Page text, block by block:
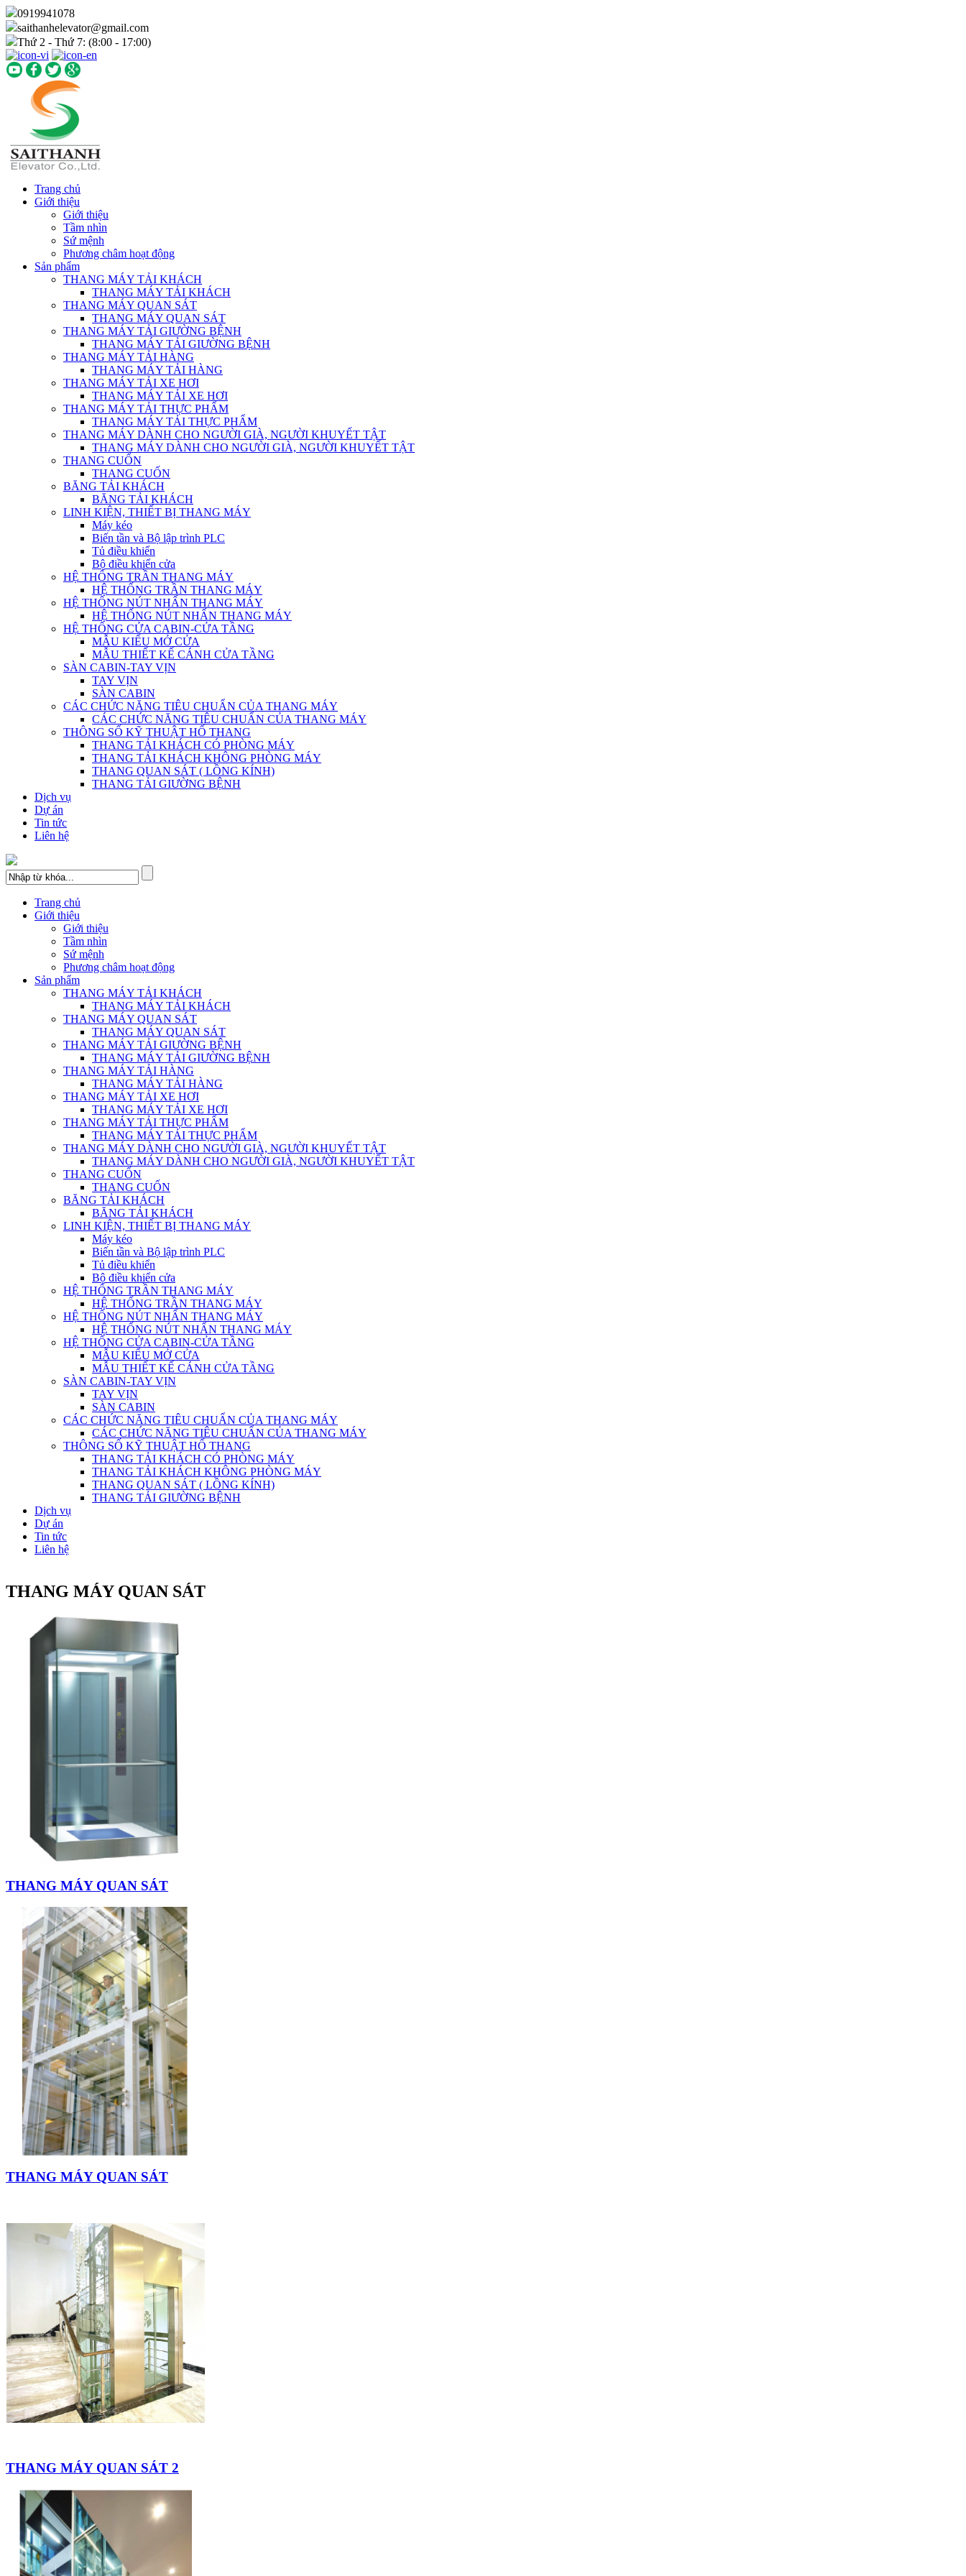
0919941078
saithanhelevator@gmail.com
Thứ 2 - Thứ 7: (8:00 - 17:00)
Trang chủ
Giới thiệu
Giới thiệu
Tầm nhìn
Sứ mệnh
Phương châm hoạt động
Sản phẩm
THANG MÁY TẢI KHÁCH
THANG MÁY TẢI KHÁCH
THANG MÁY QUAN SÁT
THANG MÁY QUAN SÁT
THANG MÁY TẢI GIƯỜNG BỆNH
THANG MÁY TẢI GIƯỜNG BỆNH
THANG MÁY TẢI HÀNG
THANG MÁY TẢI HÀNG
THANG MÁY TẢI XE HƠI
THANG MÁY TẢI XE HƠI
THANG MÁY TẢI THỰC PHẨM
THANG MÁY TẢI THỰC PHẨM
THANG MÁY DÀNH CHO NGƯỜI GIÀ, NGƯỜI KHUYẾT TẬT
THANG MÁY DÀNH CHO NGƯỜI GIÀ, NGƯỜI KHUYẾT TẬT
THANG CUỐN
THANG CUỐN
BĂNG TẢI KHÁCH
BĂNG TẢI KHÁCH
LINH KIỆN, THIẾT BỊ THANG MÁY
Máy kéo
Biến tần và Bộ lập trình PLC
Tủ điều khiển
Bộ điều khiển cửa
HỆ THỐNG TRẦN THANG MÁY
HỆ THỐNG TRẦN THANG MÁY
HỆ THỐNG NÚT NHẤN THANG MÁY
HỆ THỐNG NÚT NHẤN THANG MÁY
HỆ THỐNG CỬA CABIN-CỬA TẦNG
MẪU KIỂU MỞ CỬA
MẪU THIẾT KẾ CÁNH CỬA TẦNG
SÀN CABIN-TAY VỊN
TAY VỊN
SÀN CABIN
CÁC CHỨC NĂNG TIÊU CHUẨN CỦA THANG MÁY
CÁC CHỨC NĂNG TIÊU CHUẨN CỦA THANG MÁY
THÔNG SỐ KỸ THUẬT HỐ THANG
THANG TẢI KHÁCH CÓ PHÒNG MÁY
THANG TẢI KHÁCH KHÔNG PHÒNG MÁY
THANG QUAN SÁT ( LỒNG KÍNH)
THANG TẢI GIƯỜNG BỆNH
Dịch vụ
Dự án
Tin tức
Liên hệ
Trang chủ
Giới thiệu
Giới thiệu
Tầm nhìn
Sứ mệnh
Phương châm hoạt động
Sản phẩm
THANG MÁY TẢI KHÁCH
THANG MÁY TẢI KHÁCH
THANG MÁY QUAN SÁT
THANG MÁY QUAN SÁT
THANG MÁY TẢI GIƯỜNG BỆNH
THANG MÁY TẢI GIƯỜNG BỆNH
THANG MÁY TẢI HÀNG
THANG MÁY TẢI HÀNG
THANG MÁY TẢI XE HƠI
THANG MÁY TẢI XE HƠI
THANG MÁY TẢI THỰC PHẨM
THANG MÁY TẢI THỰC PHẨM
THANG MÁY DÀNH CHO NGƯỜI GIÀ, NGƯỜI KHUYẾT TẬT
THANG MÁY DÀNH CHO NGƯỜI GIÀ, NGƯỜI KHUYẾT TẬT
THANG CUỐN
THANG CUỐN
BĂNG TẢI KHÁCH
BĂNG TẢI KHÁCH
LINH KIỆN, THIẾT BỊ THANG MÁY
Máy kéo
Biến tần và Bộ lập trình PLC
Tủ điều khiển
Bộ điều khiển cửa
HỆ THỐNG TRẦN THANG MÁY
HỆ THỐNG TRẦN THANG MÁY
HỆ THỐNG NÚT NHẤN THANG MÁY
HỆ THỐNG NÚT NHẤN THANG MÁY
HỆ THỐNG CỬA CABIN-CỬA TẦNG
MẪU KIỂU MỞ CỬA
MẪU THIẾT KẾ CÁNH CỬA TẦNG
SÀN CABIN-TAY VỊN
TAY VỊN
SÀN CABIN
CÁC CHỨC NĂNG TIÊU CHUẨN CỦA THANG MÁY
CÁC CHỨC NĂNG TIÊU CHUẨN CỦA THANG MÁY
THÔNG SỐ KỸ THUẬT HỐ THANG
THANG TẢI KHÁCH CÓ PHÒNG MÁY
THANG TẢI KHÁCH KHÔNG PHÒNG MÁY
THANG QUAN SÁT ( LỒNG KÍNH)
THANG TẢI GIƯỜNG BỆNH
Dịch vụ
Dự án
Tin tức
Liên hệ
THANG MÁY QUAN SÁT
THANG MÁY QUAN SÁT
THANG MÁY QUAN SÁT
THANG MÁY QUAN SÁT 2